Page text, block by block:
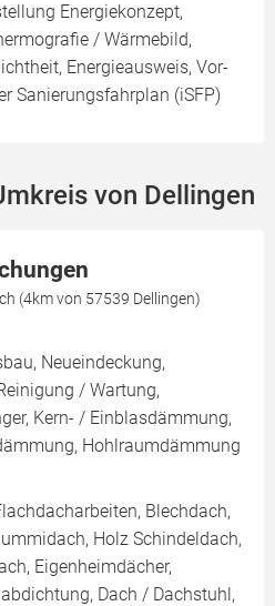
Energiekonzept,
/ Wärmebild,
Energieausweis, Vor-
Sanierungsfahrplan (iSFP)
von Dellingen
(4km von 57539 Dellingen)
Neueindeckung,
/ Wartung,
Kern- / Einblasdämmung,
Hohlraumdämmung
Blechdach,
Holz Schindeldach,
Eigenheimdächer,
Dach / Dachstuhl,